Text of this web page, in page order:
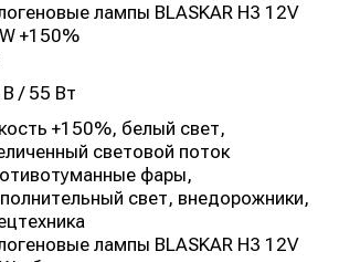
лампы BLASKAR H3 12V
+150%
/ 55 Вт
+150%, белый свет,
световой поток
фары,
свет, внедорожники,
лампы BLASKAR H3 12V